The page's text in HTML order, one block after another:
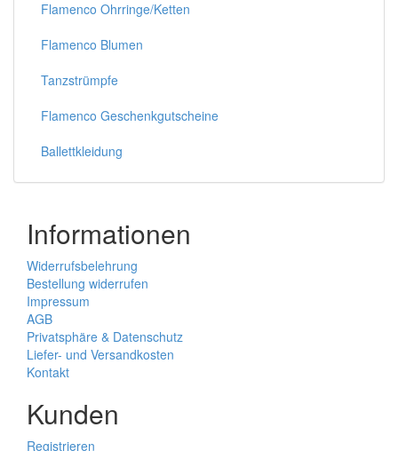
Flamenco Ohrringe/Ketten
Flamenco Blumen
Tanzstrümpfe
Flamenco Geschenkgutscheine
Ballettkleidung
Informationen
Widerrufsbelehrung
Bestellung widerrufen
Impressum
AGB
Privatsphäre & Datenschutz
Liefer- und Versandkosten
Kontakt
Kunden
Registrieren